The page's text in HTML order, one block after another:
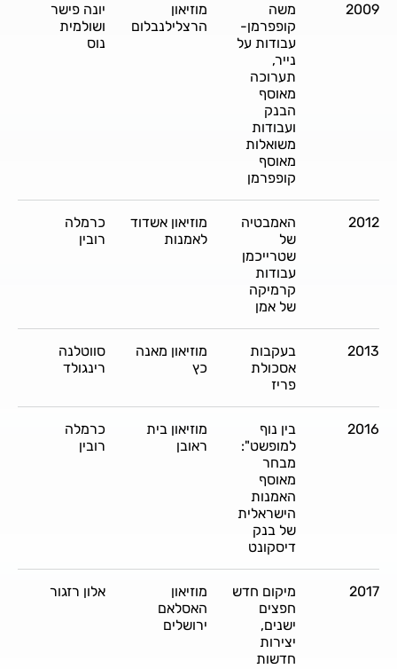
2009
משה
קופפרמן-
עבודות על
נייר,
תערוכה
מאוסף
הבנק
ועבודות
משואלות
מאוסף
קופפרמן
מוזיאון
הרצלילנבלום
יונה פישר
ושולמית
נוס
2012
האמבטיה
של
שטרייכמן
עבודות
קרמיקה
של אמן
מוזיאון אשדוד
לאמנות
כרמלה
רובין
2013
בעקבות
אסכולת
פריז
מוזיאון מאנה
כץ
סווטלנה
רינגולד
2016
בין נוף
למופשט":
מבחר
מאוסף
האמנות
הישראלית
של בנק
דיסקונט
מוזיאון בית
ראובן
כרמלה
רובין
2017
מיקום חדש
חפצים
ישנים,
יצירות
חדשות
מוזיאון
האסלאם
ירושלים
אלון רזגור